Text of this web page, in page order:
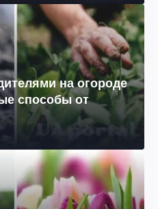
на огороде
способы от